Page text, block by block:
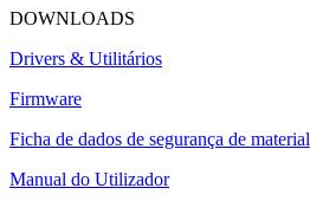
DOWNLOADS
Drivers & Utilitários
Firmware
Ficha de dados de segurança de material
Manual do Utilizador